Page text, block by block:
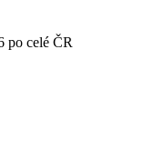
po celé ČR